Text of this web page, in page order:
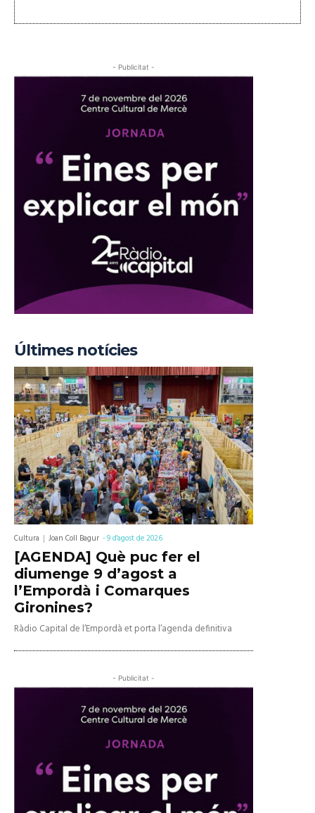
- Publicitat -
Últimes notícies
Cultura Joan Coll Bagur -9 d'agost de 2026
[AGENDA] Què puc fer el
diumenge 9 d’agost a
l’Empordà i Comarques
Gironines?
Ràdio Capital de l’Empordà et porta l’agenda definitiva
- Publicitat -